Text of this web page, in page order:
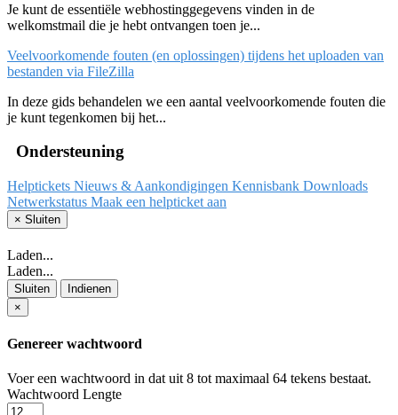
Je kunt de essentiële webhostinggegevens vinden in de
welkomstmail die je hebt ontvangen toen je...
Veelvoorkomende fouten (en oplossingen) tijdens het uploaden van
bestanden via FileZilla
In deze gids behandelen we een aantal veelvoorkomende fouten die
je kunt tegenkomen bij het...
Ondersteuning
Helptickets Nieuws & Aankondigingen Kennisbank Downloads
Netwerkstatus Maak een helpticket aan
× Sluiten
Laden...
Laden...
Sluiten
Indienen
×
Genereer wachtwoord
Voer een wachtwoord in dat uit 8 tot maximaal 64 tekens bestaat.
Wachtwoord Lengte